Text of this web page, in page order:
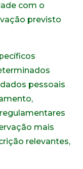
com o
previsto
pessoais
mais
relevantes,